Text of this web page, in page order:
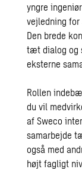
yngre
vejledning
Den brede
tæt dialog og
eksterne
Rollen
du vil
af Sweco
samarbejde
også med
højt fagligt